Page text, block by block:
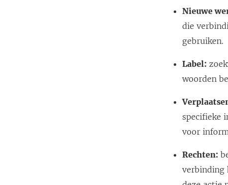
Nieuwe
die
gebruiken.
Label:
woorden
specifieke
voor
Rechten:
verbinding